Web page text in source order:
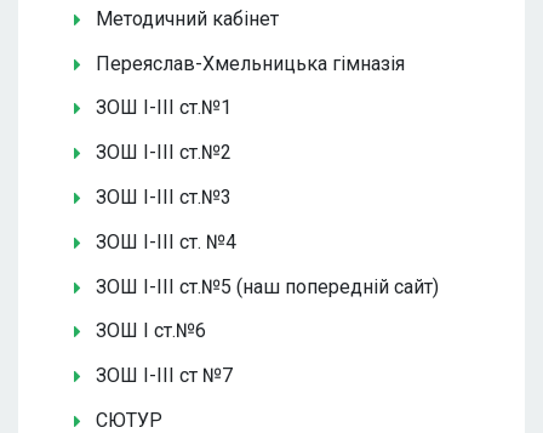
Методичний кабінет
Переяслав-Хмельницька гімназія
ЗОШ І-ІІІ ст.№1
ЗОШ І-ІІІ ст.№2
ЗОШ І-ІІІ ст.№3
ЗОШ І-ІІІ ст. №4
ЗОШ І-ІІІ ст.№5 (наш попередній сайт)
ЗОШ І ст.№6
ЗОШ І-ІІІ ст №7
СЮТУР